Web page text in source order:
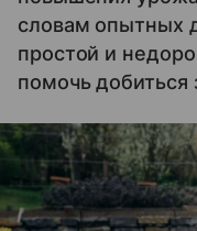
словам опытных
простой и
помочь добиться